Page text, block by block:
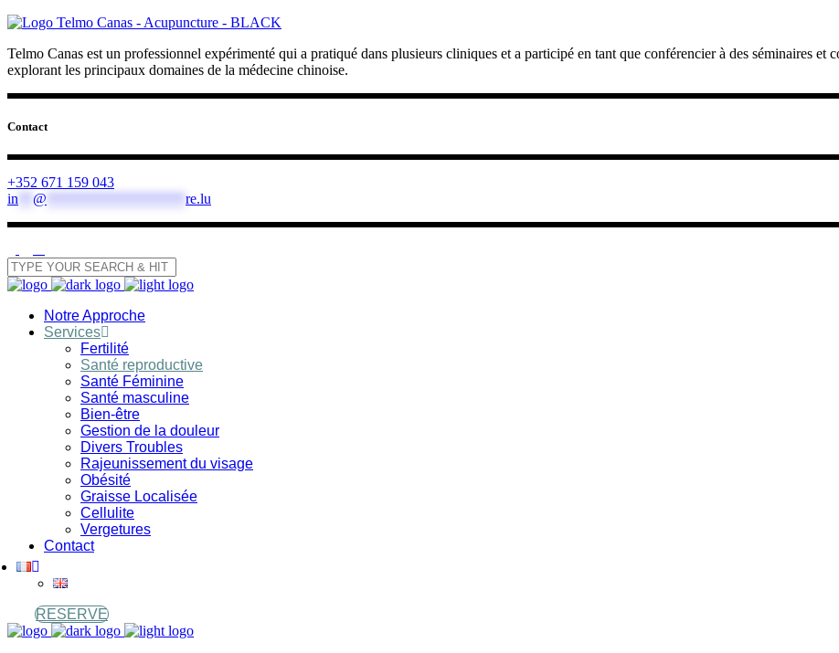
Telmo Canas est un professionnel expérimenté qui a pratiqué dans plusieurs cliniques et a participé en tant que conférencier à des séminaires et
explorant les principaux domaines de la médecine chinoise.
Contact
+352 671 159 043
in
@ re.lu
Notre Approche
Services
Fertilité
Santé reproductive
Santé Féminine
Santé masculine
Bien-être
Gestion de la douleur
Divers Troubles
Rajeunissement du visage
Obésité
Graisse Localisée
Cellulite
Vergetures
Contact
RESERVE